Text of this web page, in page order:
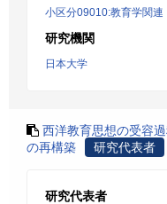
小区分09010:教育学関連
研究機関
日本大学
西洋教育思想の受容
の再構築
研究代表者
研究代表者